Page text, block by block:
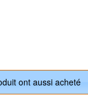
ont aussi acheté